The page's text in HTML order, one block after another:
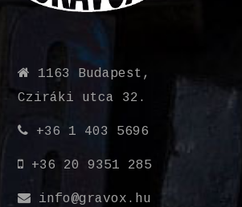
1163 Budapest,
Cziráki utca 32.
+36 1 403 5696
+36 20 9351 285
info@gravox.hu